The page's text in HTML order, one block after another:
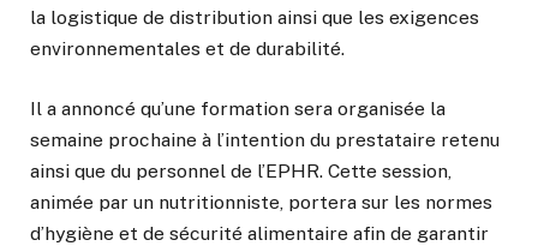
la logistique de distribution ainsi que les exigences
environnementales et de durabilité.
Il a annoncé qu’une formation sera organisée la
semaine prochaine à l’intention du prestataire retenu
ainsi que du personnel de l’EPHR. Cette session,
animée par un nutritionniste, portera sur les normes
d’hygiène et de sécurité alimentaire afin de garantir